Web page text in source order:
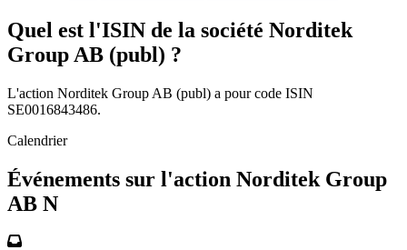
Quel est l'ISIN de la société Norditek
Group AB (publ) ?
L'action Norditek Group AB (publ) a pour code ISIN
SE0016843486.
Calendrier
Événements sur l'action Norditek Group
AB N